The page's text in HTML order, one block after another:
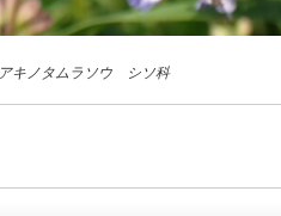
アキノタムラソウ シソ科